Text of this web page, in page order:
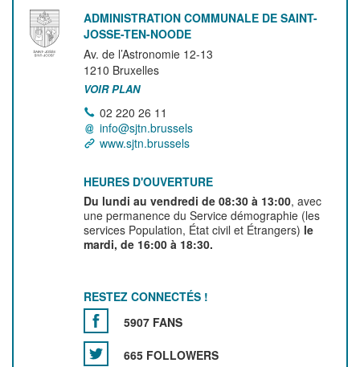
ADMINISTRATION COMMUNALE DE SAINT-
JOSSE-TEN-NOODE
Av. de l’Astronomie 12-13
1210 Bruxelles
VOIR PLAN
02 220 26 11
info@sjtn.brussels
www.sjtn.brussels
HEURES D'OUVERTURE
Du lundi au vendredi de 08:30 à 13:00, avec
une permanence du Service démographie (les
services Population, État civil et Étrangers) le
mardi, de 16:00 à 18:30.
RESTEZ CONNECTÉS !
5907 FANS
665 FOLLOWERS